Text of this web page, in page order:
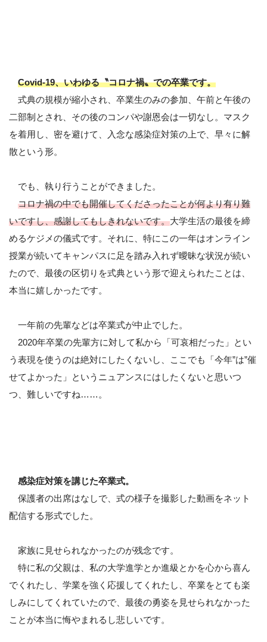
Covid-19、いわゆる〝コロナ禍〟での卒業です。
式典の規模が縮小され、卒業生のみの参加、午前と午後の
二部制とされ、その後のコンパや謝恩会は一切なし。マスク
を着用し、密を避けて、入念な感染症対策の上で、早々に解
散という形。
でも、執り行うことができました。
コロナ禍の中でも開催してくださったことが何より有り難
いですし、感謝してもしきれないです。大学生活の最後を締
めるケジメの儀式です。それに、特にこの一年はオンライン
授業が続いてキャンパスに足を踏み入れず曖昧な状況が続い
たので、最後の区切りを式典という形で迎えられたことは、
本当に嬉しかったです。
一年前の先輩などは卒業式が中止でした。
2020年卒業の先輩方に対して私から「可哀相だった」とい
う表現を使うのは絶対にしたくないし、ここでも「今年”は”催
せてよかった」というニュアンスにはしたくないと思いつ
つ、難しいですね……。
感染症対策を講じた卒業式。
保護者の出席はなしで、式の様子を撮影した動画をネット
配信する形式でした。
家族に見せられなかったのが残念です。
特に私の父親は、私の大学進学とか進級とかを心から喜ん
でくれたし、学業を強く応援してくれたし、卒業をとても楽
しみにしてくれていたので、最後の勇姿を見せられなかった
ことが本当に悔やまれるし悲しいです。